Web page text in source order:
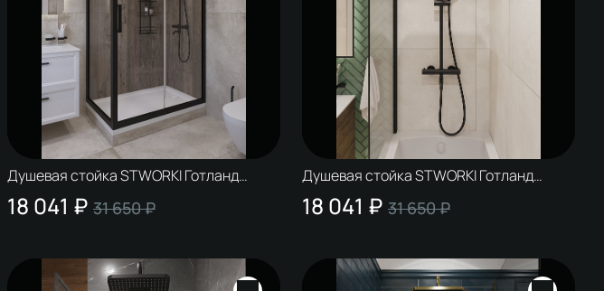
Душевая стойка STWORKI Готланд
S13170BK матовая черная
18 041 ₽ 31 650 ₽
Душевая стойка STWORKI Готланд
S13175BK матовая черная
18 041 ₽ 31 650 ₽